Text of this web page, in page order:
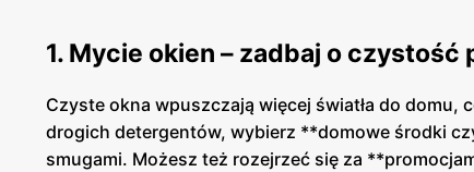
1. Mycie okien – zadbaj o czystość
Czyste okna wpuszczają więcej światła do
drogich detergentów, wybierz **domowe środki
smugami. Możesz też rozejrzeć się za